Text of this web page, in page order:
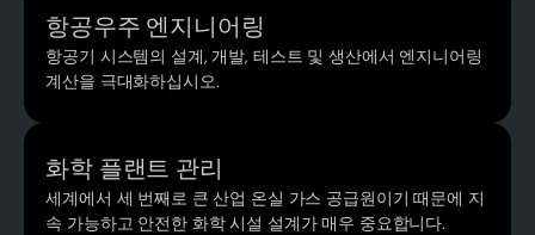
항공우주 엔지니어링
항공기 시스템의 설계, 개발, 테스트 및 생산에서 엔지니어링
계산을 극대화하십시오.
화학 플랜트 관리
세계에서 세 번째로 큰 산업 온실 가스 공급원이기 때문에 지
속 가능하고 안전한 화학 시설 설계가 매우 중요합니다.